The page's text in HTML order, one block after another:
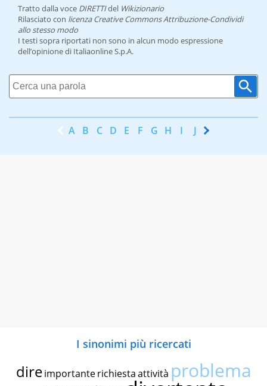
Tratto dalla voce DIRETTIdel Wikizionario
Rilasciato con licenza Creative Commons Attribuzione-Condividi
allo stesso modo
I testi sopra riportati non sono in alcun modo espressione
dell’opinione di Italiaonline S.p.A.
A B C D E F G H I J K
I sinonimi più ricercati
dire importante richiestaattività problema